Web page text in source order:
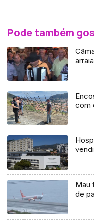
Pode também
com
Mau
de